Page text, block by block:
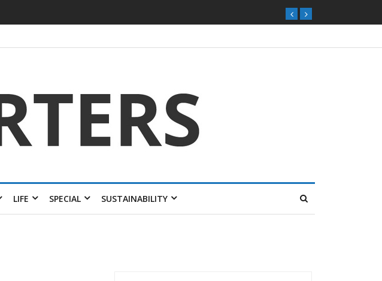
LIFE SPECIAL SUSTAINABILITY